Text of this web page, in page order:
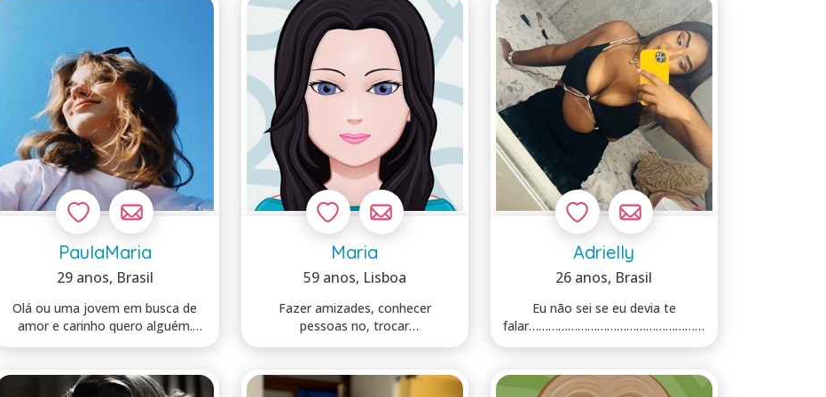
PaulaMaria
29 anos, Brasil
Olá ou uma jovem em busca de
amor e carinho quero alguém.
Para somar ...
Maria
59 anos, Lisboa
Fazer amizades, conhecer
pessoas no, trocar
gargalhadas,descobrir hist...
Adrielly
26 anos, Brasil
Eu não sei se eu devia te
falar………………………………………………
……………………………………………………